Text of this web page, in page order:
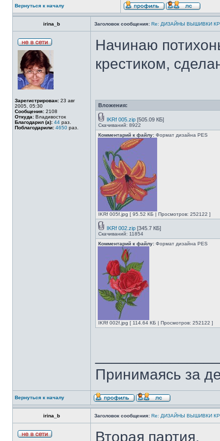
Вернуться к началу
irina_b Заголовок сообщения: Re: ДИЗАЙНЫ ВЫШИВКИ
Зарегистрирован: 23 авг
2005, 05:30
Сообщения: 2108
Откуда: Владивосток
Благодарил (а): 44 раз.
Поблагодарили: 4650 раз.
Начинаю
крестиком,
Вложения:
IKRf 005.zip [505.09 КБ]
Скачиваний: 8922
Комментарий к файлу: Формат дизайна PES
IKRf 005f.jpg [ 95.52 КБ | Просмотров: 252122 ]
IKRf 002.zip [345.7 КБ]
Скачиваний: 11854
Комментарий к файлу: Формат дизайна PES
IKRf 002f.jpg [ 114.64 КБ | Просмотров: 252122 ]
Принимаясь за
Вернуться к началу
irina_b Заголовок сообщения: Re: ДИЗАЙНЫ ВЫШИВКИ
Вторая партия.